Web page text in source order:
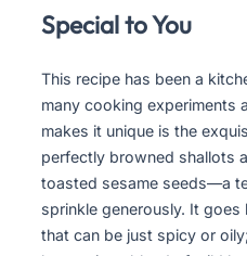
Special to You
This recipe has been a
many cooking experiments
makes it unique is the
perfectly browned shallots
toasted sesame seeds—a
sprinkle generously. It
that can be just spicy or